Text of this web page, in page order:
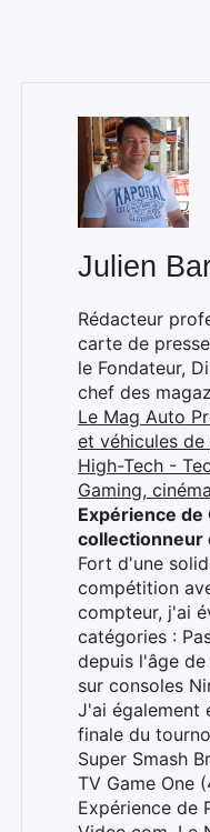
Julien
Rédacteur
carte de
le Fondateur,
chef des
Le Mag Auto
et véhicules
High-Tech -
Gaming,
Expérience de
collectionneur
Fort d'une
compétition
compteur, j'ai
catégories :
depuis l'âge
sur consoles
J'ai également
finale du
Super Smash
TV Game One
Expérience de